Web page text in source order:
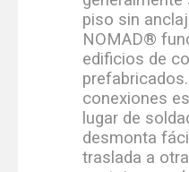
piso sin
NOMAD®
edificios de
conexiones
lugar de
desmonta
traslada a